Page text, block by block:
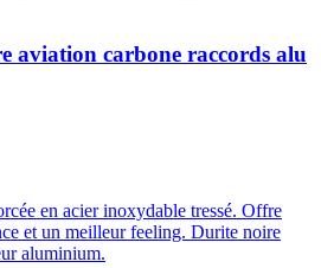
aviation carbone raccords alu
en acier inoxydable tressé. Offre
et un meilleur feeling. Durite noire
aluminium.